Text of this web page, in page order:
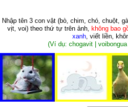
Nhập tên 3 con vật (bò, chim, chó, chuột,
vịt, voi)theo thứ tự trên ảnh, không bao
xanh, viết liền,
(Ví dụ: chogavit |